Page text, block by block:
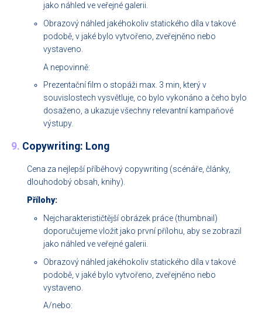
jako náhled ve veřejné galerii.
Obrazový náhled jakéhokoliv statického díla v takové
podobě, v jaké bylo vytvořeno, zveřejněno nebo
vystaveno.
A nepovinně:
Prezentační film o stopáži max. 3 min, který v
souvislostech vysvětluje, co bylo vykonáno a čeho bylo
dosaženo, a ukazuje všechny relevantní kampaňové
výstupy.
9. Copywriting: Long
Cena za nejlepší příběhový copywriting (scénáře, články,
dlouhodobý obsah, knihy).
Přílohy:
Nejcharakterističtější obrázek práce (thumbnail)
doporučujeme vložit jako první přílohu, aby se zobrazil
jako náhled ve veřejné galerii.
Obrazový náhled jakéhokoliv statického díla v takové
podobě, v jaké bylo vytvořeno, zveřejněno nebo
vystaveno.
A/nebo: